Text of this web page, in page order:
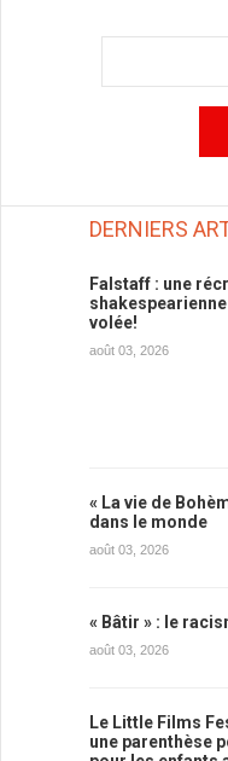
DERNIERS
Falstaff : une
volée!
août 03, 2026
« La vie de
dans le monde
août 03, 2026
« Bâtir » : le
août 03, 2026
Le Little Films
une parenthèse